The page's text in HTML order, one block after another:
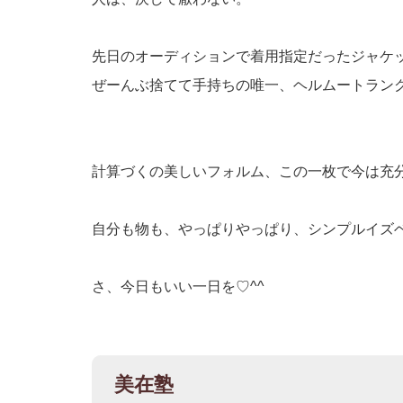
先日のオーディションで着用指定だったジャケ
ぜーんぶ捨てて手持ちの唯一、ヘルムートラン
計算づくの美しいフォルム、 この一枚で今は充
自分も物も、やっぱりやっぱり、シンプルイズ
さ、今日もいい一日を♡^^
美在塾